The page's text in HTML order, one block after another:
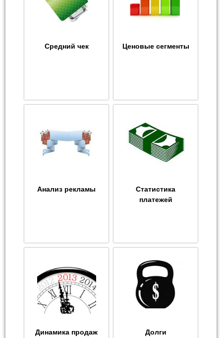
Средний чек Ценовые сегменты
Анализ рекламы
Статистика
платежей
Динамика продаж Долги